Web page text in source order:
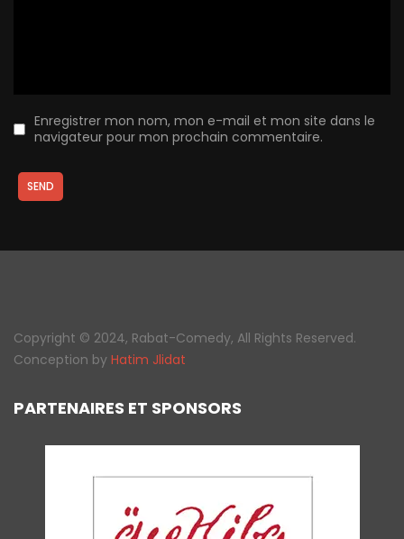
Enregistrer mon nom, mon e-mail et mon site dans le
navigateur pour mon prochain commentaire.
SEND
Copyright © 2024, Rabat-Comedy, All Rights Reserved.
Conception by Hatim Jlidat
PARTENAIRES ET SPONSORS